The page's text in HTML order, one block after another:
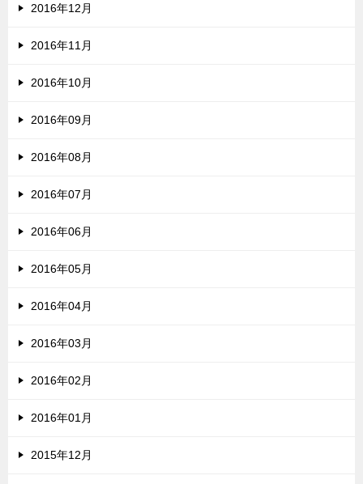
2016年12月
2016年11月
2016年10月
2016年09月
2016年08月
2016年07月
2016年06月
2016年05月
2016年04月
2016年03月
2016年02月
2016年01月
2015年12月